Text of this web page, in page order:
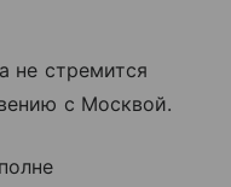
не стремится
с Москвой.